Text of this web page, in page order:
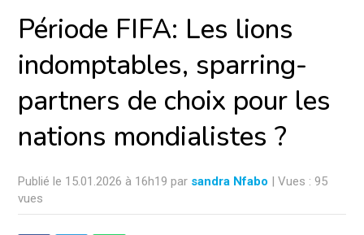
Période FIFA: Les lions
indomptables, sparring-
partners de choix pour les
nations mondialistes ?
Publié le 15.01.2026 à 16h19 par sandra Nfabo | Vues : 95
vues